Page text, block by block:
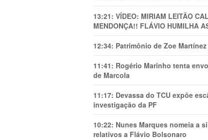
13:21: VÍDEO: MIRIAM LEITÃO
MENDONÇA!! FLÁVIO HUMILHA
12:34: Patrimônio de Zoe
11:41: Rogério Marinho tenta
de Marcola
11:17: Devassa do TCU expõe
investigação da PF
10:22: Nunes Marques nomeia a
relativos a Flávio Bolsonaro